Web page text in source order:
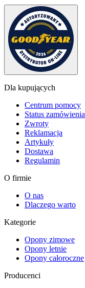
Dla kupujących
Centrum pomocy
Status zamówienia
Zwroty
Reklamacja
Artykuły
Dostawa
Regulamin
O firmie
O nas
Dlaczego warto
Kategorie
Opony zimowe
Opony letnie
Opony całoroczne
Producenci